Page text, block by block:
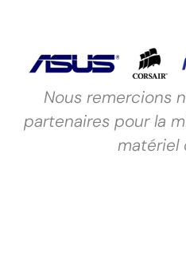
Nous remercions
partenaires pour la
matériel